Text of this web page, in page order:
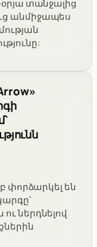
տանջալից
անմիջապես
փորձարկել են
ներդնելով